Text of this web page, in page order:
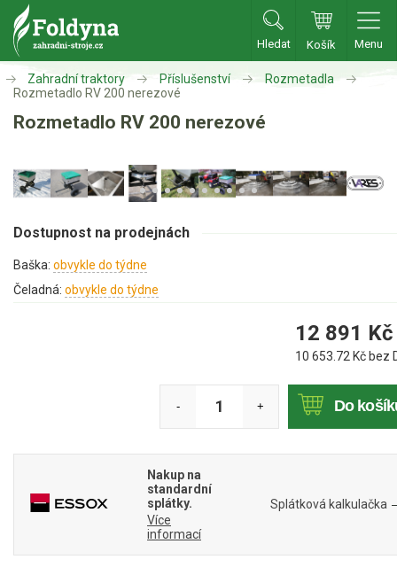
Hledat Košík Menu
Zahradní traktory
Zahradní traktory
Aku traktory
Vozíky
Deflektory
Sekačky
Zahradní traktory Příslušenství
Rozmetadla
Rozmetadlo RV 200 nerezové
Rozmetadlo RV 200 nerezové
Dostupnost na prodejnách
Baška: obvykle do týdne
Čeladná: obvykle do týdne
12 891 Kč
10 653.72 Kč bez
- + Do
Nakup na
standardní
splátky.
Více
informací
Splátková kalkulačka